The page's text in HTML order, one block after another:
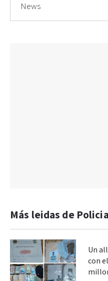
News
Más leidas de
Un
con